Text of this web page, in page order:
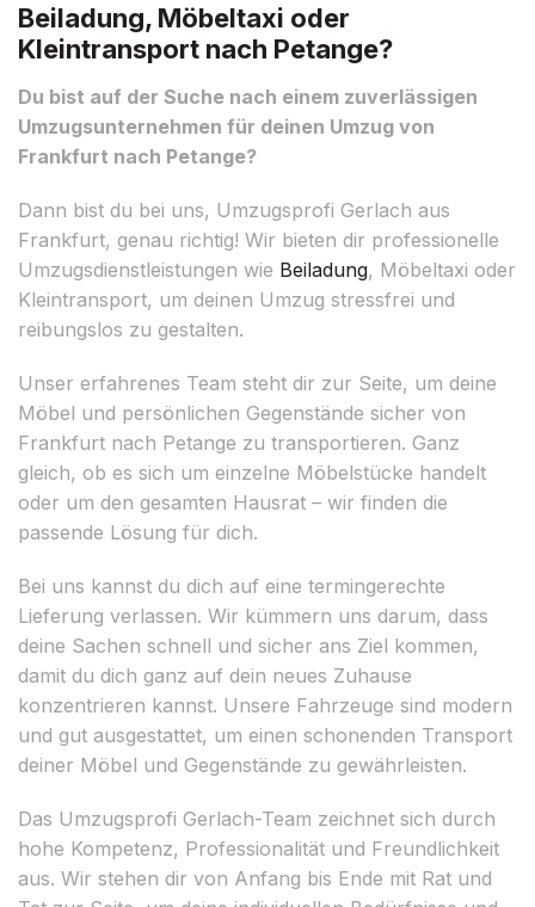
Beiladung, Möbeltaxi oder
Kleintransport nach Petange?
Du bist auf der Suche nach einem zuverlässigen
Umzugsunternehmen für deinen Umzug von
Frankfurt nach Petange?
Dann bist du bei uns, Umzugsprofi Gerlach aus
Frankfurt, genau richtig! Wir bieten dir professionelle
Umzugsdienstleistungen wie Beiladung, Möbeltaxi oder
Kleintransport, um deinen Umzug stressfrei und
reibungslos zu gestalten.
Unser erfahrenes Team steht dir zur Seite, um deine
Möbel und persönlichen Gegenstände sicher von
Frankfurt nach Petange zu transportieren. Ganz
gleich, ob es sich um einzelne Möbelstücke handelt
oder um den gesamten Hausrat – wir finden die
passende Lösung für dich.
Bei uns kannst du dich auf eine termingerechte
Lieferung verlassen. Wir kümmern uns darum, dass
deine Sachen schnell und sicher ans Ziel kommen,
damit du dich ganz auf dein neues Zuhause
konzentrieren kannst. Unsere Fahrzeuge sind modern
und gut ausgestattet, um einen schonenden Transport
deiner Möbel und Gegenstände zu gewährleisten.
Das Umzugsprofi Gerlach-Team zeichnet sich durch
hohe Kompetenz, Professionalität und Freundlichkeit
aus. Wir stehen dir von Anfang bis Ende mit Rat und